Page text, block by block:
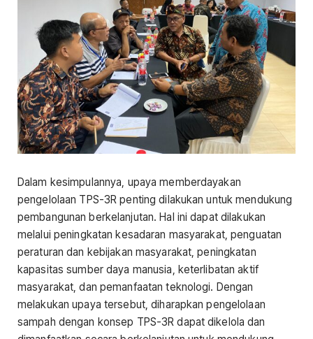
Dalam kesimpulannya, upaya memberdayakan
pengelolaan TPS-3R penting dilakukan untuk mendukung
pembangunan berkelanjutan. Hal ini dapat dilakukan
melalui peningkatan kesadaran masyarakat, penguatan
peraturan dan kebijakan masyarakat, peningkatan
kapasitas sumber daya manusia, keterlibatan aktif
masyarakat, dan pemanfaatan teknologi. Dengan
melakukan upaya tersebut, diharapkan pengelolaan
sampah dengan konsep TPS-3R dapat dikelola dan